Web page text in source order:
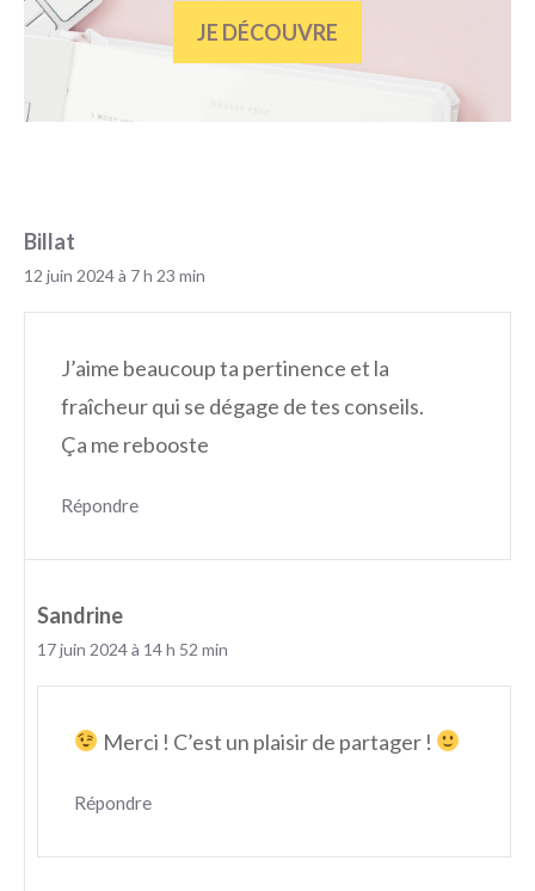
JE DÉCOUVRE
Billat
12 juin 2024 à 7 h 23 min
J’aime beaucoup ta pertinence et la
fraîcheur qui se dégage de tes conseils.
Ça me rebooste
Répondre
Sandrine
17 juin 2024 à 14 h 52 min
Merci ! C’est un plaisir de partager !
Répondre